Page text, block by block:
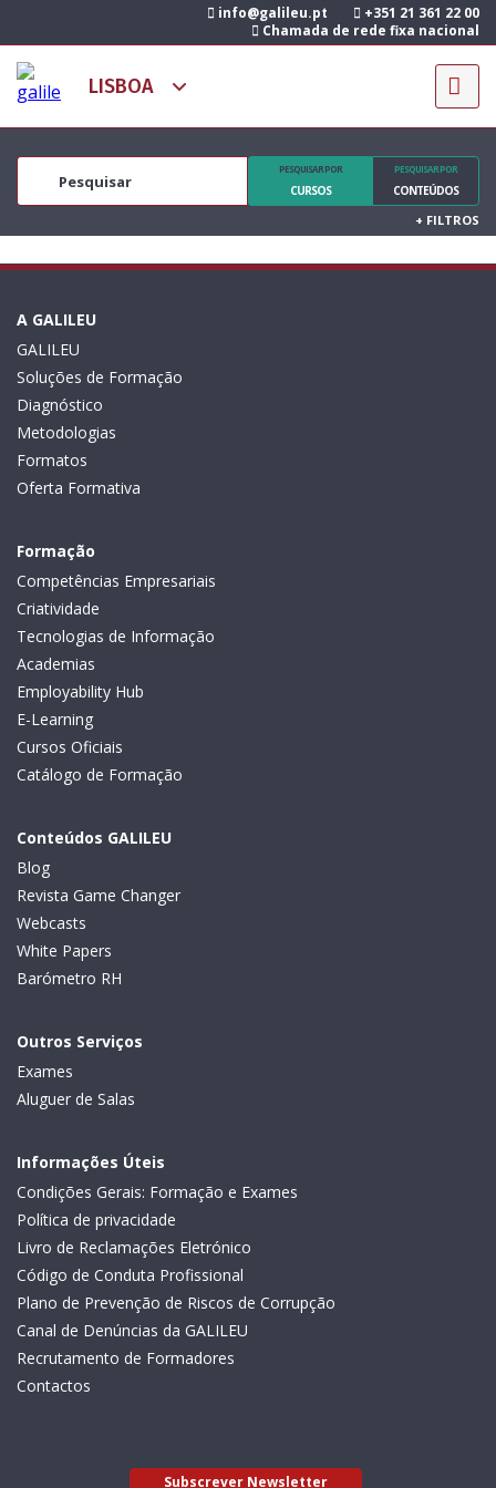
info@galileu.pt
+351 21 361 22 00
Chamada de rede fixa nacional
PESQUISAR POR
CURSOS
PESQUISAR POR
CONTEÚDOS
+ FILTROS
A GALILEU
GALILEU
Soluções de Formação
Diagnóstico
Metodologias
Formatos
Oferta Formativa
Formação
Competências Empresariais
Criatividade
Tecnologias de Informação
Academias
Employability Hub
E-Learning
Cursos Oficiais
Catálogo de Formação
Conteúdos GALILEU
Blog
Revista Game Changer
Webcasts
White Papers
Barómetro RH
Outros Serviços
Exames
Aluguer de Salas
Informações Úteis
Condições Gerais: Formação e Exames
Política de privacidade
Livro de Reclamações Eletrónico
Código de Conduta Profissional
Plano de Prevenção de Riscos de Corrupção
Canal de Denúncias da GALILEU
Recrutamento de Formadores
Contactos
Subscrever Newsletter